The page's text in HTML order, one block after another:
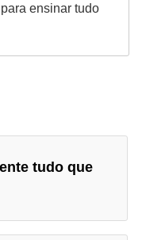
ensinar tudo
tudo que